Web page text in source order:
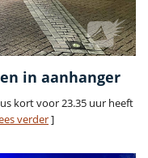
in aanhanger
kort voor 23.35 uur heeft
verder]